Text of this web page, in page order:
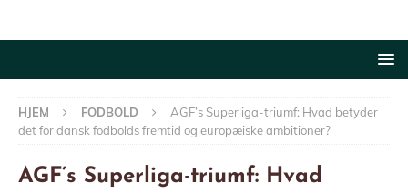
HJEM FODBOLD
AGF’s Superliga-triumf: Hvad betyder
det for dansk fodbolds fremtid og europæiske ambitioner?
AGF’s Superliga-triumf: Hvad